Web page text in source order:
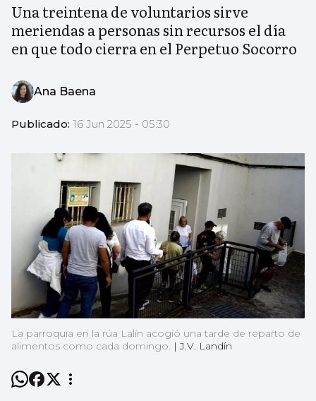
Una treintena de voluntarios sirve
meriendas a personas sin recursos el día
en que todo cierra en el Perpetuo Socorro
Ana Baena
Publicado: 16 Jun 2025 - 05:30
La parroquia en la rúa Lalín acogió una tarde de reparto de
alimentos como cada domingo. |J.V. Landín